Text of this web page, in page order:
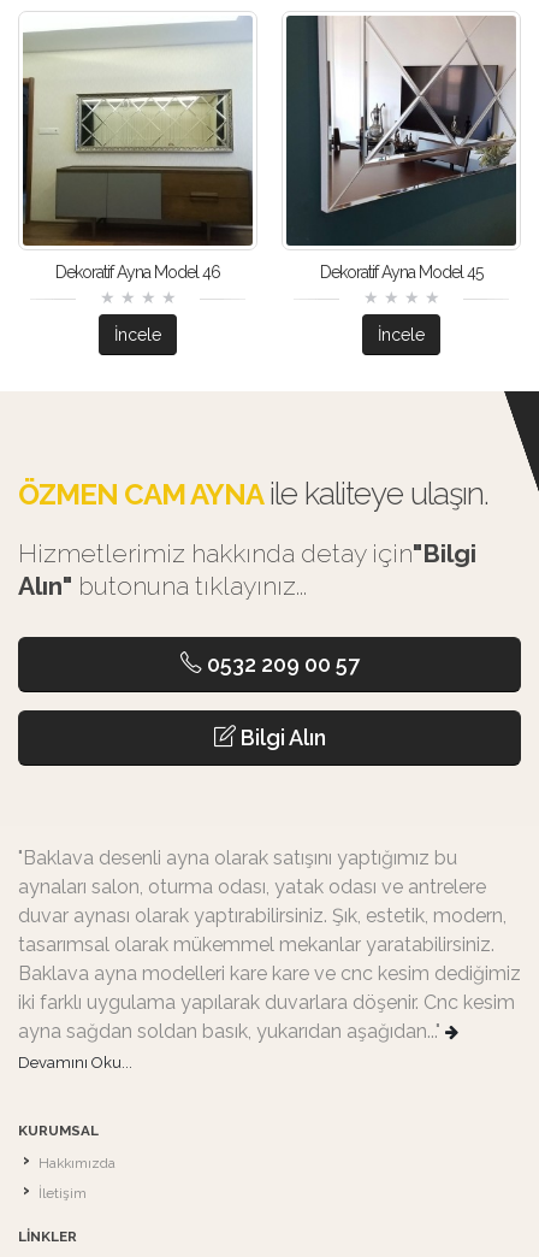
Dekoratif Ayna Model 46
İncele
Dekoratif Ayna Model 45
İncele
ÖZMEN CAM AYNA ile kaliteye ulaşın.
Hizmetlerimiz hakkında detay için"Bilgi
Alın" butonuna tıklayınız...
0532 209 00 57
Bilgi Alın
"Baklava desenli ayna olarak satışını yaptığımız bu
aynaları salon, oturma odası, yatak odası ve antrelere
duvar aynası olarak yaptırabilirsiniz. Şık, estetik, modern,
tasarımsal olarak mükemmel mekanlar yaratabilirsiniz.
Baklava ayna modelleri kare kare ve cnc kesim dediğimiz
iki farklı uygulama yapılarak duvarlara döşenir. Cnc kesim
ayna sağdan soldan basık, yukarıdan aşağıdan..."
Devamını Oku...
KURUMSAL
Hakkımızda
İletişim
LINKLER